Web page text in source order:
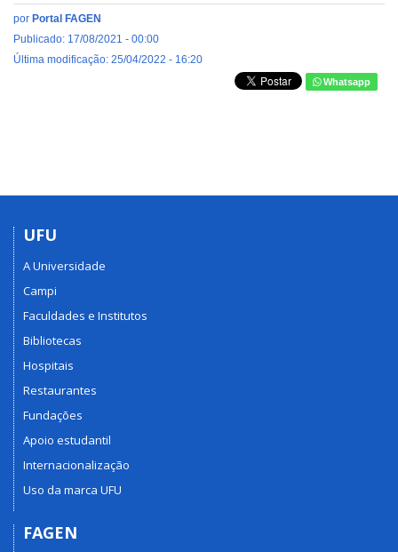
por Portal FAGEN
Publicado: 17/08/2021 - 00:00
Última modificação: 25/04/2022 - 16:20
Whatsapp
UFU
A Universidade
Campi
Faculdades e Institutos
Bibliotecas
Hospitais
Restaurantes
Fundações
Apoio estudantil
Internacionalização
Uso da marca UFU
FAGEN